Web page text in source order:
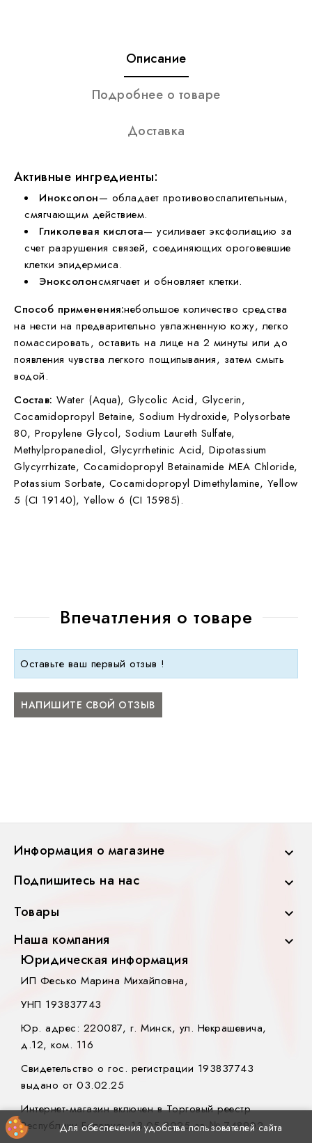
Описание
Подробнее о товаре
Доставка
Активные ингредиенты:
Иноксолон— обладает противовоспалительным,
смягчающим действием.
Гликолевая кислота— усиливает эксфолиацию за
счет разрушения связей, соединяющих ороговевшие
клетки эпидермиса.
Эноксолонсмягчает и обновляет клетки.
Способ применения:небольшое количество средства
на нести на предварительно увлажненную кожу, легко
помассировать, оставить на лице на 2 минуты или до
появления чувства легкого пощипывания, затем смыть
водой.
Состав: Water (Aqua), Glycolic Acid, Glycerin,
Cocamidopropyl Betaine, Sodium Hydroxide, Polysorbate
80, Propylene Glycol, Sodium Laureth Sulfate,
Methylpropanediol, Glycyrrhetinic Acid, Dipotassium
Glycyrrhizate, Cocamidopropyl Betainamide MEA Chloride,
Potassium Sorbate, Cocamidopropyl Dimethylamine, Yellow
5 (CI 19140), Yellow 6 (CI 15985).
Впечатления о товаре
Оставьте ваш первый отзыв !
НАПИШИТЕ СВОЙ ОТЗЫВ
Информация о магазине 
Подпишитесь на нас 
Товары 
Наша компания 
Для обеспечения удобства пользователей сайта
Юридическая информация
ИП Фесько Марина Михайловна,
УНП 193837743
Юр. адрес: 220087, г. Минск, ул. Некрашевича,
д.12, ком. 116
Свидетельство о гос. регистрации 193837743
выдано от 03.02.25
Интернет-магазин включен в Торговый реестр
Республики Беларусь 13.05.2025 за № 748902.